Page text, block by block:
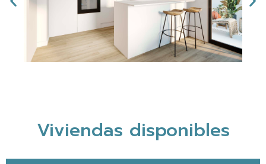
Viviendas disponibles